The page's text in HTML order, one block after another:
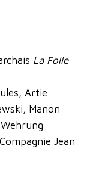
La Folle
Artie
Manon
Jean